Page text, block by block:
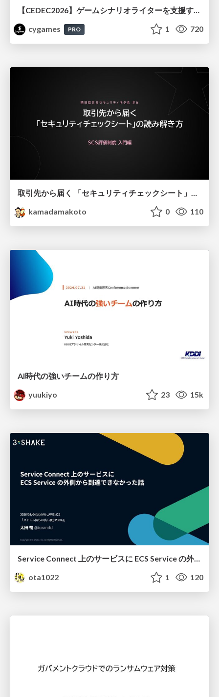
【CEDEC2026】ゲームシナリオライターを支援するAIツール開発の実践 ― 設計とプロンプトの工夫 ―
cygames
PRO 1 720
取引先から届く 「セキュリティチェックシート」の読み解き方
kamadamakoto
0 110
AI時代の強いチームの作り方
yuukiyo
23 15k
Service Connect 上のサービスに ECS Service の外側から到達できなかった話
ota1022
1 120